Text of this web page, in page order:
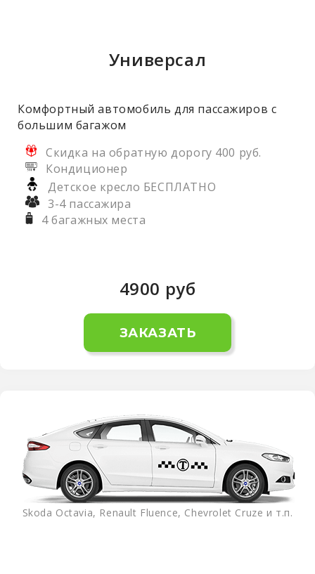
Универсал
Комфортный автомобиль для пассажиров с
большим багажом
Скидка на обратную дорогу 400 руб.
Кондиционер
Детское кресло БЕСПЛАТНО
3-4 пассажира
4 багажных места
4900 руб
ЗАКАЗАТЬ
Skoda Octavia, Renault Fluence, Chevrolet Cruze и т.п.